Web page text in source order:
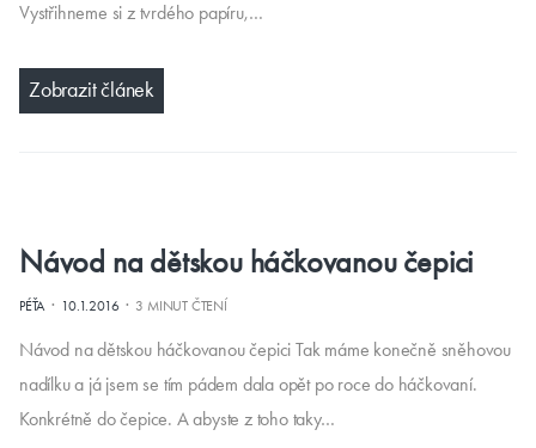
Vystřihneme si z tvrdého papíru,…
Zobrazit článek
Návod na dětskou háčkovanou čepici
PÉŤA· 10.1.2016· 3 MINUT ČTENÍ
Návod na dětskou háčkovanou čepici Tak máme konečně sněhovou
nadílku a já jsem se tím pádem dala opět po roce do háčkovaní.
Konkrétně do čepice. A abyste z toho taky…